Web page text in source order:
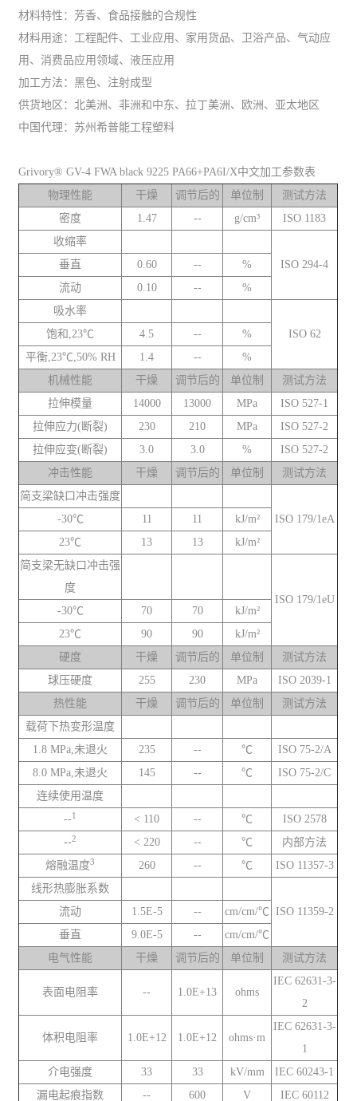
材料特性：芳香、食品接触的合规性
材料用途：工程配件、工业应用、家用货品、卫浴产品、气动应
用、消费品应用领域、液压应用
加工方法：黑色、注射成型
供货地区：北美洲、非洲和中东、拉丁美洲、欧洲、亚太地区
中国代理：苏州希普能工程塑料
Grivory® GV-4 FWA black 9225 PA66+PA6I/X中文加工参数表
物理性能
干燥 调节后的 单位制
测试方法
密度
1.47 -- g/cm³
ISO 1183
收缩率
ISO 294-4
垂直 0.60 --
%
流动
0.10 --
%
吸水率
ISO 62
饱和,23℃ 4.5 --
%
平衡,23℃,50% RH
1.4 --
%
机械性能
干燥 调节后的 单位制
测试方法
拉伸模量
14000 13000 MPa
ISO 527-1
拉伸应力(断裂)
230 210 MPa
ISO 527-2
拉伸应变(断裂)
3.0 3.0 %
ISO 527-2
冲击性能
干燥 调节后的 单位制
测试方法
简支梁缺口冲击强度
ISO 179/1eA
-30℃ 11 11
kJ/m²
23℃
13 13
kJ/m²
简支梁无缺口冲击强
度
ISO 179/1eU
-30℃
70 70
kJ/m²
23℃
90 90
kJ/m²
硬度
干燥 调节后的 单位制
测试方法
球压硬度
255 230 MPa
ISO 2039-1
热性能
干燥 调节后的 单位制
测试方法
载荷下热变形温度
1.8 MPa,未退火
235 -- ℃
ISO 75-2/A
8.0 MPa,未退火
145 -- ℃
ISO 75-2/C
连续使用温度
--1 < 110 -- ℃
ISO 2578
--2 < 220 -- ℃
内部方法
熔融温度3 260 -- ℃
ISO 11357-3
线形热膨胀系数
ISO 11359-2
流动 1.5E-5 --
cm/cm/℃
垂直
9.0E-5 --
cm/cm/℃
电气性能
干燥 调节后的 单位制 测试方法
表面电阻率 -- 1.0E+13 ohms
IEC 62631-3-
2
体积电阻率 1.0E+12 1.0E+12 ohms·m
IEC 62631-3-
1
介电强度
33 33 kV/mm
IEC 60243-1
漏电起痕指数
-- 600 V IEC 60112